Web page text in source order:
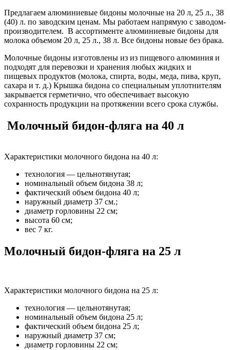
Предлагаем алюминиевые бидоны молочные на 20 л, 25 л., 38
(40) л. по заводским ценам. Мы работаем напрямую с заводом-
производителем. В ассортименте алюминиевые бидоны для
молока объемом 20 л, 25 л., 38 л. Все бидоны новые без брака.
Молочные бидоны изготовлены из из пищевого алюминия и
подходят для перевозки и хранения любых жидких и
пищевых продуктов (молока, спирта, воды, меда, пива, круп,
сахара и т. д.) Крышка бидона со специальным уплотнителям
закрывается герметично, что обеспечивает высокую
сохранность продукции на протяжении всего срока службы.
Молочный бидон-фляга на 40 л
Характеристики молочного бидона на 40 л:
технология — цельнотянутая;
номинальный объем бидона 38 л;
фактический объем бидона 40 л;
наружный диаметр 37 см.;
диаметр горловины 22 см;
высота 60 см;
вес 7 кг.
Молочный бидон-фляга на 25 л
Характеристики молочного бидона на 25 л:
технология — цельнотянутая;
номинальный объем бидона 25 л;
фактический объем бидона 25 л;
наружный диаметр 37 см;
диаметр горловины 22 см;